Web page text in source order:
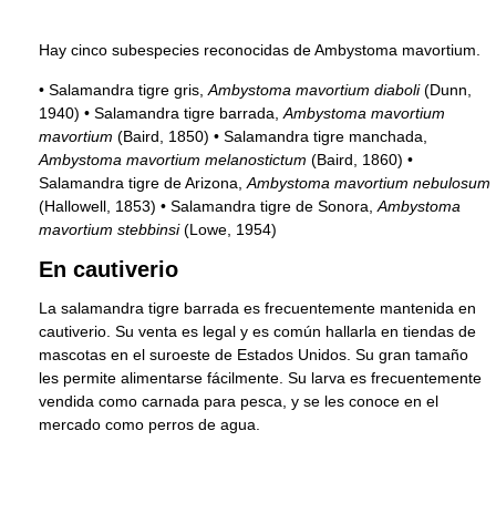
Hay cinco subespecies reconocidas de Ambystoma mavortium.
• Salamandra tigre gris, Ambystoma mavortium diaboli(Dunn,
1940) • Salamandra tigre barrada, Ambystoma mavortium
mavortium (Baird, 1850) • Salamandra tigre manchada,
Ambystoma mavortium melanostictum (Baird, 1860) •
Salamandra tigre de Arizona, Ambystoma mavortium nebulosum
(Hallowell, 1853) • Salamandra tigre de Sonora, Ambystoma
mavortium stebbinsi(Lowe, 1954)
En cautiverio
La salamandra tigre barrada es frecuentemente mantenida en
cautiverio. Su venta es legal y es común hallarla en tiendas de
mascotas en el suroeste de Estados Unidos. Su gran tamaño
les permite alimentarse fácilmente. Su larva es frecuentemente
vendida como carnada para pesca, y se les conoce en el
mercado como perros de agua.